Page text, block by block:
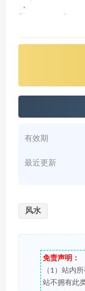
有效期
最近更新
风水
免责声明：
（1）站内
站不拥有此